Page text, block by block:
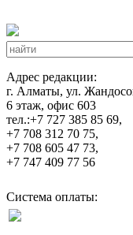
Адрес редакции:
г. Алматы, ул.
6 этаж, офис 603
тел.:+7 727 385 85 69,
+7 708 312 70 75,
+7 708 605 47 73,
+7 747 409 77 56
Система оплаты: